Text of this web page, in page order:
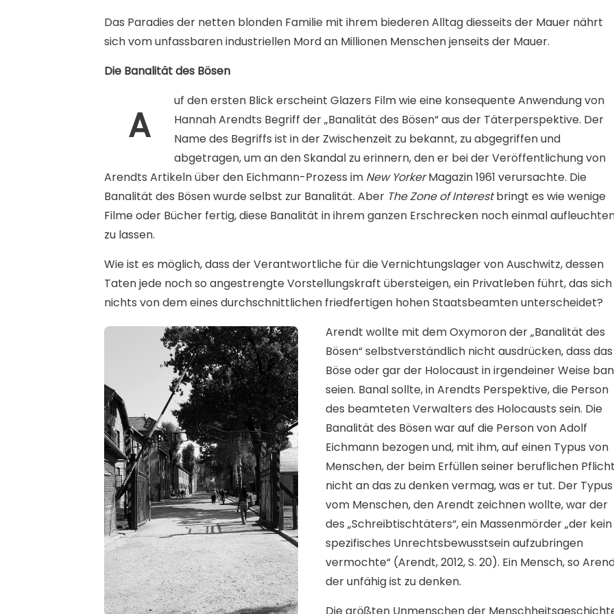
Das Paradies der netten blonden Familie mit ihrem biederen Alltag diesseits der Mauer nährt
sich vom unfassbaren industriellen Mord an Millionen Menschen jenseits der Mauer.
Die Banalität des Bösen
A
uf den ersten Blick erscheint Glazers Film wie eine konsequente Anwendung von
Hannah Arendts Begriff der „Banalität des Bösen“ aus der Täterperspektive. Der
Name des Begriffs ist in der Zwischenzeit zu bekannt, zu abgegriffen und
abgetragen, um an den Skandal zu erinnern, den er bei der Veröffentlichung von
Arendts Artikeln über den Eichmann-Prozess im New YorkerMagazin 1961 verursachte. Die
Banalität des Bösen wurde selbst zur Banalität. Aber The Zone of Interestbringt es wie wenige
Filme oder Bücher fertig, diese Banalität in ihrem ganzen Erschrecken noch einmal
zu lassen.
Wie ist es möglich, dass der Verantwortliche für die Vernichtungslager von Auschwitz, dessen
Taten jede noch so angestrengte Vorstellungskraft übersteigen, ein Privatleben führt, das sich
nichts von dem eines durchschnittlichen friedfertigen hohen Staatsbeamten unterscheidet?
Arendt wollte mit dem Oxymoron der „Banalität des
Bösen“ selbstverständlich nicht ausdrücken, dass das
Böse oder gar der Holocaust in irgendeiner Weise
seien. Banal sollte, in Arendts Perspektive, die Person
des beamteten Verwalters des Holocausts sein. Die
Banalität des Bösen war auf die Person von Adolf
Eichmann bezogen und, mit ihm, auf einen Typus von
Menschen, der beim Erfüllen seiner beruflichen
nicht an das zu denken vermag, was er tut. Der Typus
vom Menschen, den Arendt zeichnen wollte, war der
des „Schreibtischtäters“, ein Massenmörder „der kein
spezifisches Unrechtsbewusstsein aufzubringen
vermochte“ (Arendt, 2012, S. 20). Ein Mensch, so
der unfähig ist zu denken.
Die größten Unmenschen der